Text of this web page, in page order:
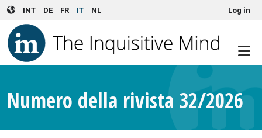
Skip to main content
INT DE FR IT NL User account menuLog in
Numero della rivista 32/2026